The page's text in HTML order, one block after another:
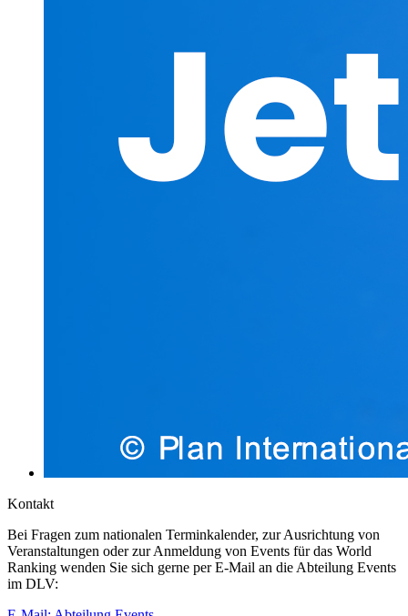
Kontakt
Bei Fragen zum nationalen Terminkalender, zur Ausrichtung von
Veranstaltungen oder zur Anmeldung von Events für das World
Ranking wenden Sie sich gerne per E-Mail an die Abteilung Events
im DLV: